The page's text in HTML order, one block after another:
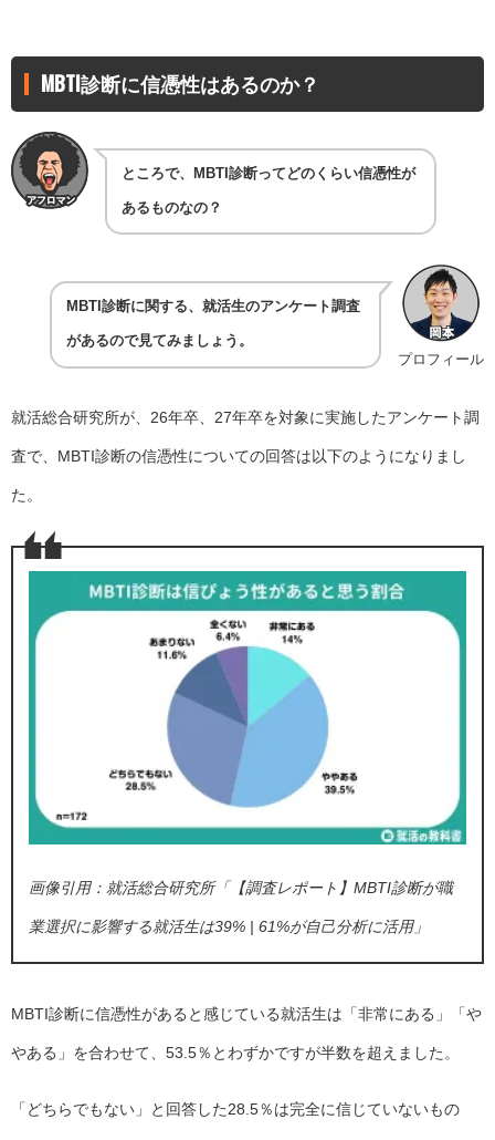
MBTI診断に信憑性はあるのか？
ところで、MBTI診断ってどのくらい信憑性が
あるものなの？
プロフィール
MBTI診断に関する、就活生のアンケート調査
があるので見てみましょう。
就活総合研究所が、26年卒、27年卒を対象に実施したアンケート調
査で、MBTI診断の信憑性についての回答は以下のようになりまし
た。
画像引用：就活総合研究所「【調査レポート】MBTI診断が職
業選択に影響する就活生は39% | 61%が自己分析に活用」
MBTI診断に信憑性があると感じている就活生は「非常にある」「や
やある」を合わせて、53.5％とわずかですが半数を超えました。
「どちらでもない」と回答した28.5％は完全に信じていないもの